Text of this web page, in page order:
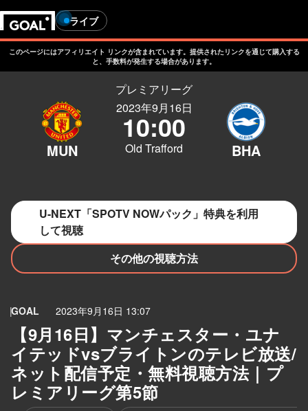
ライブ
このページにはアフィリエイト リンクが含まれています。提供されたリンクを通じて購入する
と、手数料が発生する場合があります。
プレミアリーグ
2023年9月16日
10:00
Old Trafford
U-NEXT「SPOTV NOWパック」特典を利用
して視聴
その他の視聴方法
GOAL 2023年9月16日 13:07
【9月16日】マンチェスター・ユナ
イテッドvsブライトンのテレビ放送/
ネット配信予定・無料視聴方法｜プ
レミアリーグ第5節